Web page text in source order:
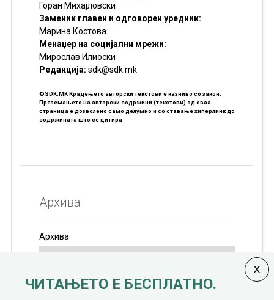
Горан Михајловски
Заменик главен и одговорен уредник:
Марина Костова
Менаџер на социјални мрежи:
Мирослав Илиоски
Редакцијa: sdk@sdk.mk
©SDK.MK Крадењето авторски текстови е казниво со закон.
Преземањето на авторски содржини (текстови) од оваа
страница е дозволено само делумно и со ставање хиперлинк до
содржината што се цитира
Архива
Архива
ЧИТАЊЕТО Е БЕСПЛАТНО.